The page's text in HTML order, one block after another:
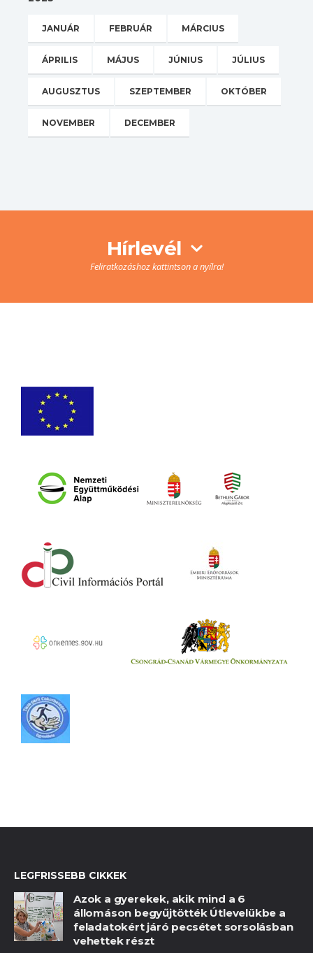
JANUÁR FEBRUÁR MÁRCIUS
ÁPRILIS MÁJUS JÚNIUS JÚLIUS
AUGUSZTUS SZEPTEMBER OKTÓBER
NOVEMBER DECEMBER
Hírlevél
Feliratkozáshoz kattintson a nyílra!
LEGFRISSEBB CIKKEK
Azok a gyerekek, akik mind a 6
állomáson begyűjtötték Útlevelükbe a
feladatokért járó pecsétet sorsolásban
vehettek részt